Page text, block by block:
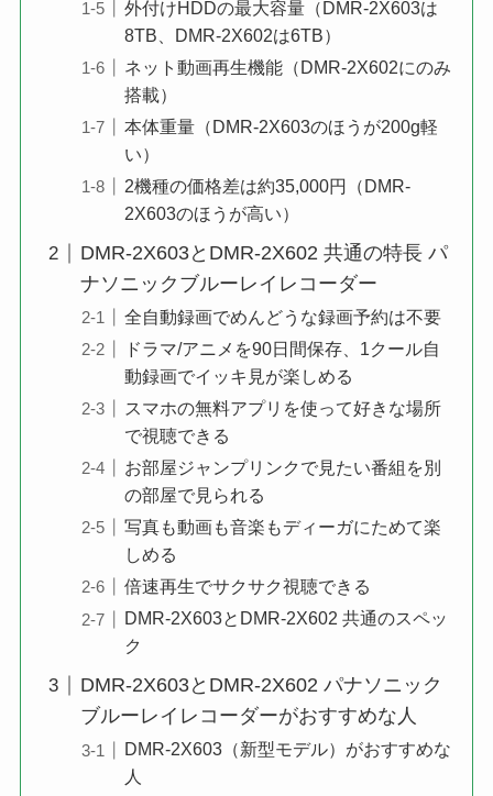
外付けHDDの最大容量（DMR-2X603は
8TB、DMR-2X602は6TB）
ネット動画再生機能（DMR-2X602にのみ
搭載）
本体重量（DMR-2X603のほうが200g軽
い）
2機種の価格差は約35,000円（DMR-
2X603のほうが高い）
DMR-2X603とDMR-2X602 共通の特長 パ
ナソニックブルーレイレコーダー
全自動録画でめんどうな録画予約は不要
ドラマ/アニメを90日間保存、1クール自
動録画でイッキ見が楽しめる
スマホの無料アプリを使って好きな場所
で視聴できる
お部屋ジャンプリンクで見たい番組を別
の部屋で見られる
写真も動画も音楽もディーガにためて楽
しめる
倍速再生でサクサク視聴できる
DMR-2X603とDMR-2X602 共通のスペッ
ク
DMR-2X603とDMR-2X602 パナソニック
ブルーレイレコーダーがおすすめな人
DMR-2X603（新型モデル）がおすすめな
人